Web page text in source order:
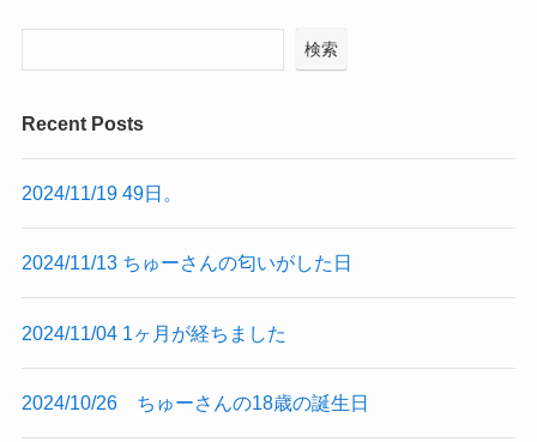
検索
Recent Posts
2024/11/19 49日。
2024/11/13 ちゅーさんの匂いがした日
2024/11/04 1ヶ月が経ちました
2024/10/26 ちゅーさんの18歳の誕生日